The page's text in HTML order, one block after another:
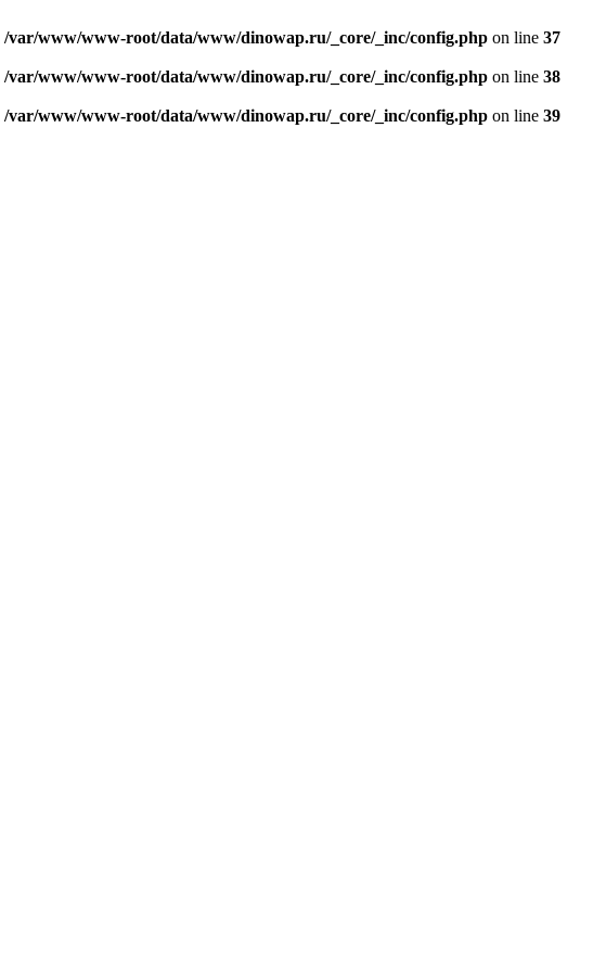
/var/www/www-root/data/www/dinowap.ru/_core/_inc/config.php on line 37
/var/www/www-root/data/www/dinowap.ru/_core/_inc/config.php on line 38
/var/www/www-root/data/www/dinowap.ru/_core/_inc/config.php on line 39